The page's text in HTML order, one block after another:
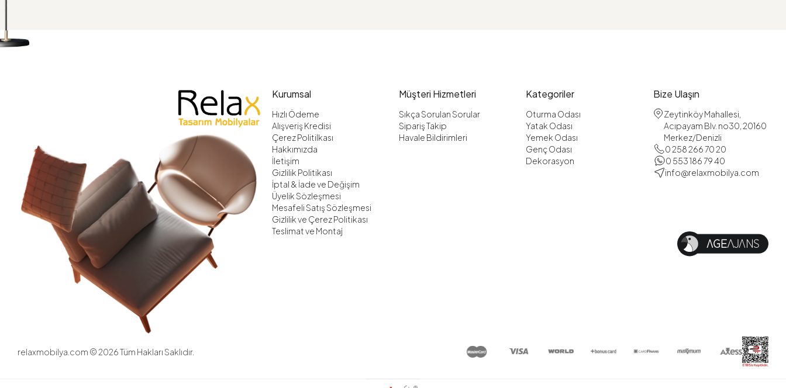
Kurumsal
Hızlı Ödeme
Alışveriş Kredisi
Çerez Politilkası
Hakkımızda
İletişim
Gizlilik Politikası
İptal & İade ve Değişim
Üyelik Sözleşmesi
Mesafeli Satış Sözleşmesi
Gizlilik ve Çerez Politikası
Teslimat ve Montaj
Müşteri Hizmetleri
Sıkça Sorulan Sorular
Sipariş Takip
Havale Bildirimleri
Kategoriler
Oturma Odası
Yatak Odası
Yemek Odası
Genç Odası
Dekorasyon
Bize Ulaşın
Zeytinköy Mahallesi,
Acıpayam Blv. no30, 20160
Merkez/Denizli
0 258 266 70 20
0 553 186 79 40
info@relaxmobilya.com
relaxmobilya.com ©2026Tüm Hakları Saklıdır.